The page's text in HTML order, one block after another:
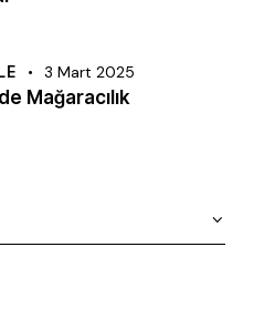
3 Mart 2025
Mağaracılık